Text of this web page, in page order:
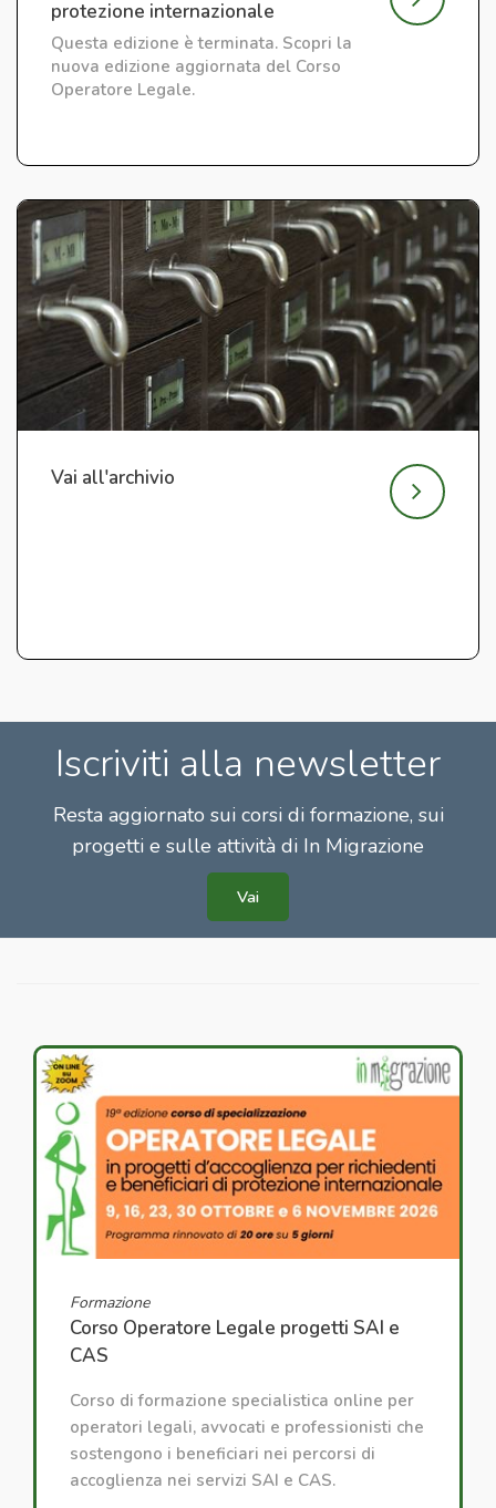
protezione internazionale
Questa edizione è terminata. Scopri la
nuova edizione aggiornata del Corso
Operatore Legale.
Vai all'archivio
Iscriviti alla newsletter
Resta aggiornato sui corsi di formazione, sui
progetti e sulle attività di In Migrazione
Vai
Formazione
Corso Operatore Legale progetti SAI e
CAS
Corso di formazione specialistica online per
operatori legali, avvocati e professionisti che
sostengono i beneficiari nei percorsi di
accoglienza nei servizi SAI e CAS.